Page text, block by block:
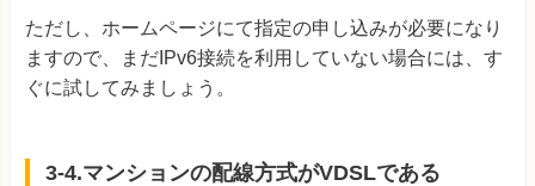
ただし、ホームページにて指定の申し込みが必要になり
ますので、まだIPv6接続を利用していない場合には、す
ぐに試してみましょう。
3-4.マンションの配線方式がVDSLである